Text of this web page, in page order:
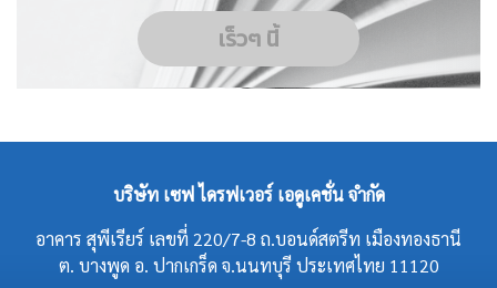
เร็วๆ นี้
บริษัท เซฟ ไดรฟเวอร์ เอดูเคชั่น จำกัด
อาคาร สุพีเรียร์ เลขที่ 220/7-8 ถ.บอนด์สตรีท เมืองทองธานี
ต. บางพูด อ. ปากเกร็ด จ.นนทบุรี ประเทศไทย 11120